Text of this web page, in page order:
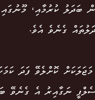
ބަދަލު ކުރުމާއި،
ގެނެވެ އެވެ.
ކޮށްލެވޭ ފަދަ
ނަގާއިރު އެ ގެނެވޭ